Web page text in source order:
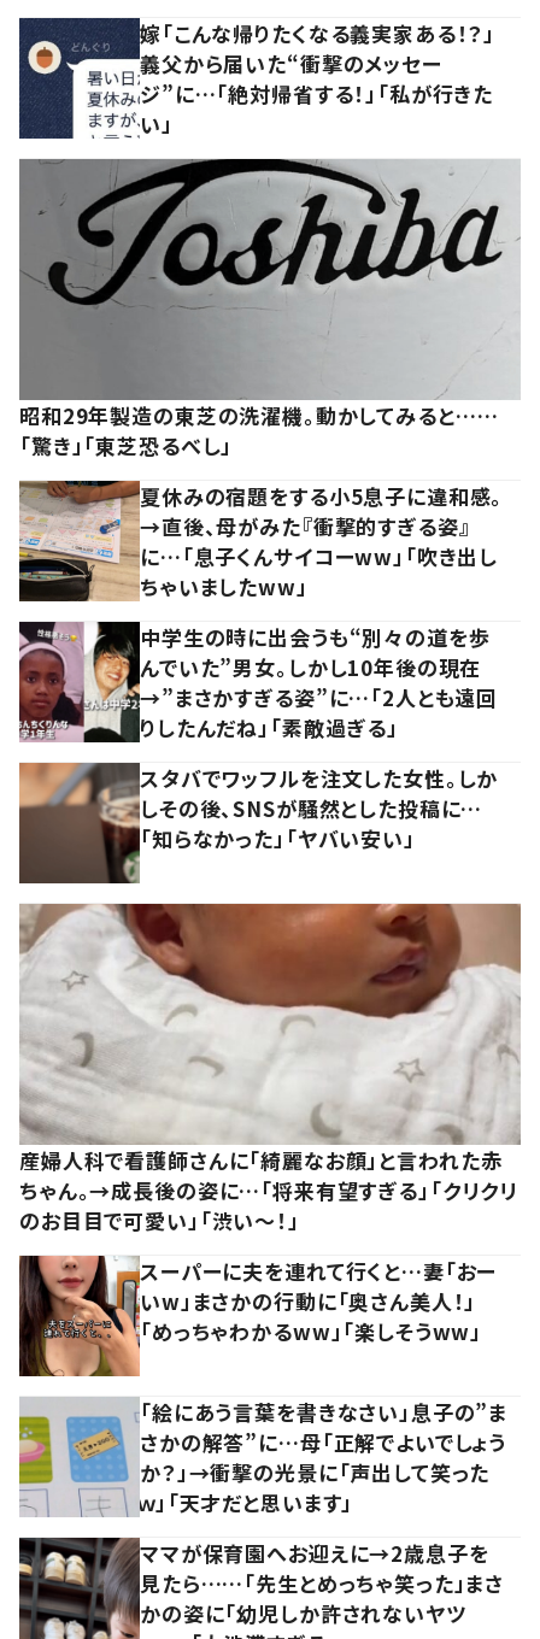
嫁「こんな帰りたくなる義実家ある！？」
義父から届いた“衝撃のメッセー
ジ”に…「絶対帰省する！」「私が行きた
い」
昭和29年製造の東芝の洗濯機。動かしてみると……
「驚き」「東芝恐るべし」
夏休みの宿題をする小5息子に違和感。
→直後、母がみた『衝撃的すぎる姿』
に…「息子くんサイコーww」「吹き出し
ちゃいましたww」
中学生の時に出会うも“別々の道を歩
んでいた”男女。しかし10年後の現在
→”まさかすぎる姿”に…「2人とも遠回
りしたんだね」「素敵過ぎる」
スタバでワッフルを注文した女性。しか
しその後、SNSが騒然とした投稿に…
「知らなかった」「ヤバい安い」
産婦人科で看護師さんに「綺麗なお顔」と言われた赤
ちゃん。→成長後の姿に…「将来有望すぎる」「クリクリ
のお目目で可愛い」「渋い～！」
スーパーに夫を連れて行くと…妻「おー
いw」まさかの行動に「奥さん美人！」
「めっちゃわかるww」「楽しそうww」
「絵にあう言葉を書きなさい」息子の”ま
さかの解答”に…母「正解でよいでしょう
か？」→衝撃の光景に「声出して笑った
ｗ」「天才だと思います」
ママが保育園へお迎えに→2歳息子を
見たら……「先生とめっちゃ笑った」まさ
かの姿に「幼児しか許されないヤツ